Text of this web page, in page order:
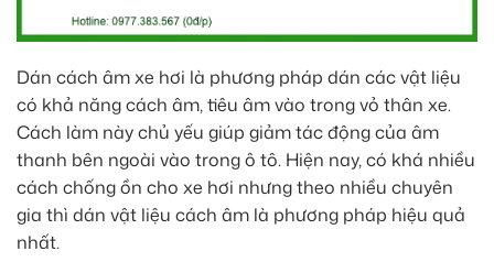
Dán cách âm xe hơi là phương pháp dán các vật liệu
có khả năng cách âm, tiêu âm vào trong vỏ thân xe.
Cách làm này chủ yếu giúp giảm tác động của âm
thanh bên ngoài vào trong ô tô. Hiện nay, có khá nhiều
cách chống ồn cho xe hơi nhưng theo nhiều chuyên
gia thì dán vật liệu cách âm là phương pháp hiệu quả
nhất.